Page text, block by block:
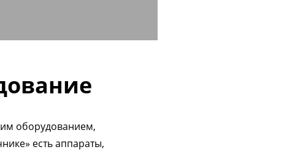
оборудованием,
есть аппараты,